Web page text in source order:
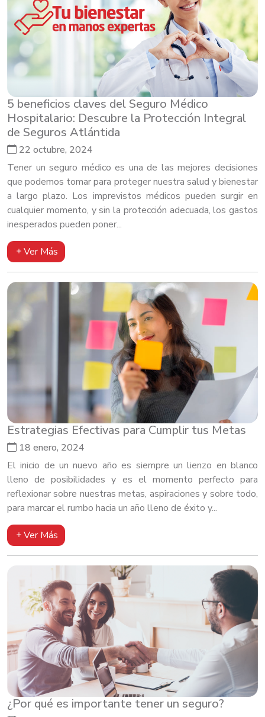
5 beneficios claves del Seguro Médico
Hospitalario: Descubre la Protección Integral
de Seguros Atlántida
22 octubre, 2024
Tener un seguro médico es una de las mejores decisiones
que podemos tomar para proteger nuestra salud y bienestar
a largo plazo. Los imprevistos médicos pueden surgir en
cualquier momento, y sin la protección adecuada, los gastos
inesperados pueden poner...
Ver Más
Estrategias Efectivas para Cumplir tus Metas
18 enero, 2024
El inicio de un nuevo año es siempre un lienzo en blanco
lleno de posibilidades y es el momento perfecto para
reflexionar sobre nuestras metas, aspiraciones y sobre todo,
para marcar el rumbo hacia un año lleno de éxito y...
Ver Más
¿Por qué es importante tener un seguro?